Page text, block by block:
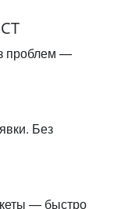
проблем —
Без
— быстро